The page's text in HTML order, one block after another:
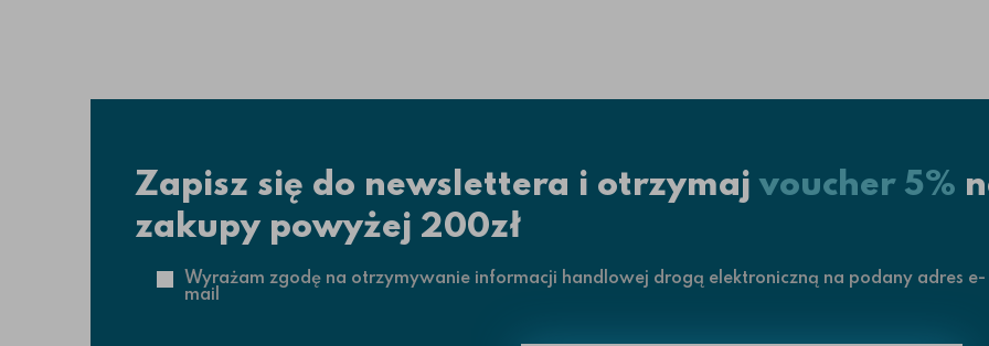
Zapisz się do newslettera i otrzymaj voucher 5%
zakupy powyżej 200zł
Wyrażam zgodę na otrzymywanie informacji handlowej drogą elektroniczną na podany adres e-
mail